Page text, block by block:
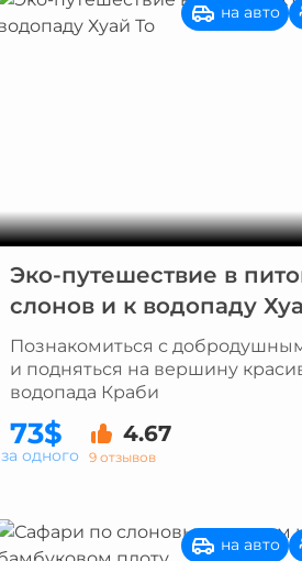
на авто
Эко-путешествие в
слонов и к водопаду
Познакомиться с
и подняться на вершину
водопада Краби
73$ 4.67
9 отзывов
за одного
на авто